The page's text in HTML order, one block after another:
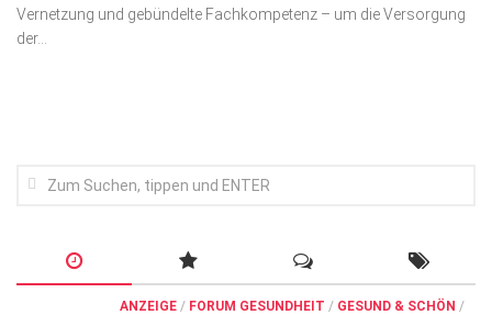
Wirtschaft, Recht, Finanzen
Sehen
Kampf gegen Krebs
Vernetzung und gebündelte Fachkompetenz – um die Versorgung
der...
ANZEIGE / FORUM GESUNDHEIT / GESUND & SCHÖN /